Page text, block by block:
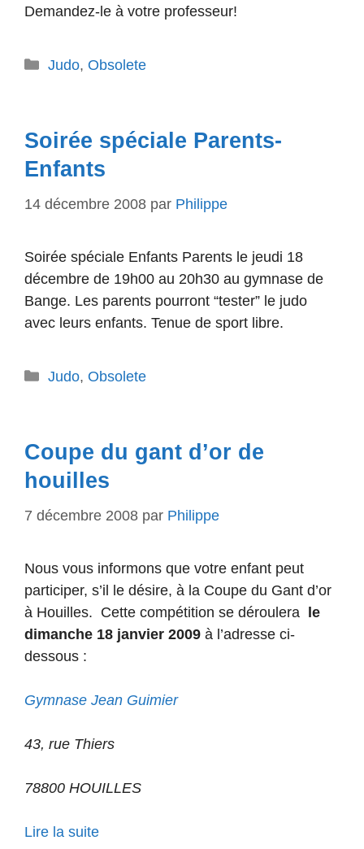
Demandez-le à votre professeur!
Catégories
Judo, Obsolete
Soirée spéciale Parents-
Enfants
14 décembre 2008 par Philippe
Soirée spéciale Enfants Parents le jeudi 18
décembre de 19h00 au 20h30 au gymnase de
Bange. Les parents pourront “tester” le judo
avec leurs enfants. Tenue de sport libre.
Catégories
Judo, Obsolete
Coupe du gant d’or de
houilles
7 décembre 2008 par Philippe
Nous vous informons que votre enfant peut
participer, s’il le désire, à la Coupe du Gant d’or
à Houilles. Cette compétition se déroulera le
dimanche 18 janvier 2009 à l’adresse ci-
dessous :
Gymnase Jean Guimier
43, rue Thiers
78800 HOUILLES
Lire la suite